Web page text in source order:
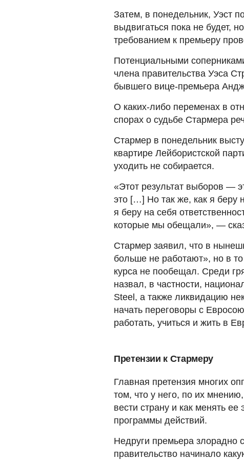
Затем, в понедельник, Уэст
выдвигаться пока не будет,
требованием к премьеру
Потенциальными
члена правительства Уэса
бывшего вице-премьера
О каких-либо переменах в
спорах о судьбе Стармера
Стармер в понедельник
квартире Лейбористской
уходить не собирается.
«Этот результат выборов —
это […] Но так же, как я беру
я беру на себя
которые мы обещали», —
Стармер заявил, что в
больше не работают», но в
курса не пообещал. Среди
назвал, в частности,
Steel, а также ликвидацию
начать переговоры с
работать, учиться и жить в
Претензии к Стармеру
Главная претензия многих
том, что у него, по их
вести страну и как менять ее
программы действий.
Недруги премьера злорадно
правительство начинало